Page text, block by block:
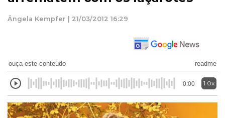
Ângela Kempfer | 21/03/2012 16:29
ouça este conteúdo readme
0:00 1.0x